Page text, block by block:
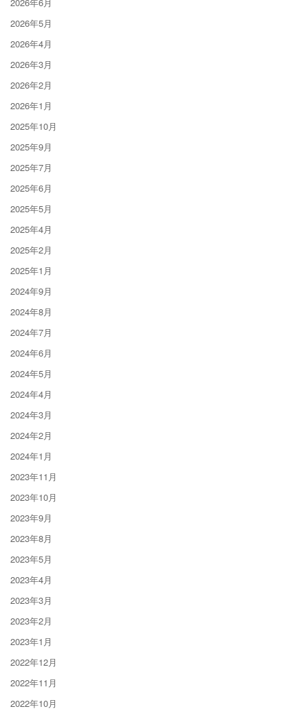
2026年5月
2026年4月
2026年3月
2026年2月
2026年1月
2025年10月
2025年9月
2025年7月
2025年6月
2025年5月
2025年4月
2025年2月
2025年1月
2024年9月
2024年8月
2024年7月
2024年6月
2024年5月
2024年4月
2024年3月
2024年2月
2024年1月
2023年11月
2023年10月
2023年9月
2023年8月
2023年5月
2023年4月
2023年3月
2023年2月
2023年1月
2022年12月
2022年11月
2022年10月